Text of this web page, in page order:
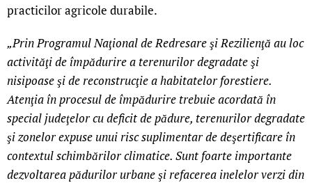
practicilor agricole durabile.
„Prin Programul Naţional de Redresare şi Rezilienţă au loc
activităţi de împădurire a terenurilor degradate şi
nisipoase şi de reconstrucţie a habitatelor forestiere.
Atenţia în procesul de împădurire trebuie acordată în
special judeţelor cu deficit de pădure, terenurilor degradate
şi zonelor expuse unui risc suplimentar de deşertificare în
contextul schimbărilor climatice. Sunt foarte importante
dezvoltarea pădurilor urbane şi refacerea inelelor verzi din